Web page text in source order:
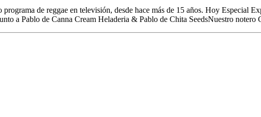
de reggae en televisión, desde hace más de 15 años. Hoy Especial
a Pablo de Canna Cream Heladeria & Pablo de Chita SeedsNuestro